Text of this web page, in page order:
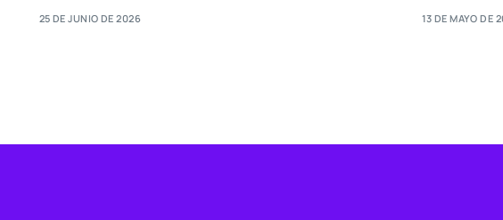
25 DE JUNIO DE 2026 13 DE MAYO DE